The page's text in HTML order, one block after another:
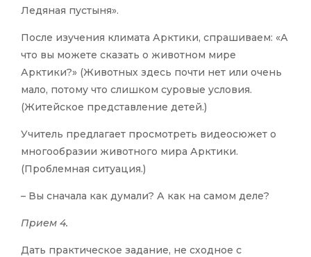
Ледяная пустыня».
После изучения климата Арктики, спрашиваем: «А
что вы можете сказать о животном мире
Арктики?» (Животных здесь почти нет или очень
мало, потому что слишком суровые условия.
(Житейское представление детей.)
Учитель предлагает просмотреть видеосюжет о
многообразии животного мира Арктики.
(Проблемная ситуация.)
– Вы сначала как думали? А как на самом деле?
Прием 4.
Дать практическое задание, не сходное с